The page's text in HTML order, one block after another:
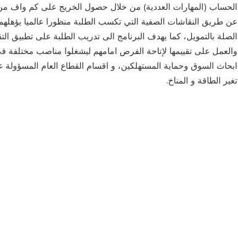
الحساب (المهارات العددية) من خلال حصول الخريج على كم واف من
عن طريق النقاشات الصفية التي تكسب الطلبة منظورا عالميا
الصلة بالتمويل، كما يهدف البرنامج الى تدريب الطلبة على تطبيق
والعمل على تقييمها لإتاحة الفرص امامهم ليشغلوا مناصب مختلفة
ابحاث السوق وحماية المستهلكين، و اقسام القطاع العام
تغير الطاقة و المناخ.